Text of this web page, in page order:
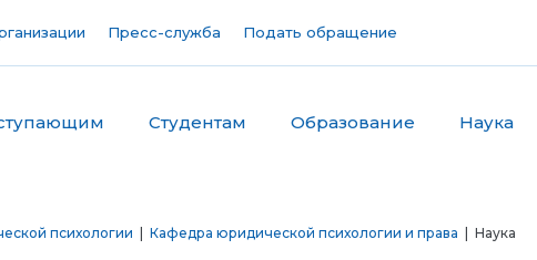
Пресс-служба Подать обращение
Студентам Образование Наука
психологии Кафедра юридической психологии и права | Наука